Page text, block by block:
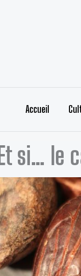
Accueil
Et si… le